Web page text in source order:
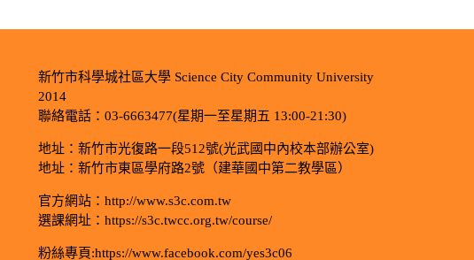
新竹市科學城社區大學 Science City Community University
2014
聯絡電話：03-6663477(星期一至星期五 13:00-21:30)
地址：新竹市光復路一段512號(光武國中內校本部辦公室)
地址：新竹市東區學府路2號（建華國中第二教學區）
官方網站：http://www.s3c.com.tw
選課網址：https://s3c.twcc.org.tw/course/
粉絲專頁:https://www.facebook.com/yes3c06